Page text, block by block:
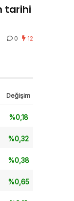
tarihi
0 12
Değişim
%0,18
%0,32
%0,38
%0,65